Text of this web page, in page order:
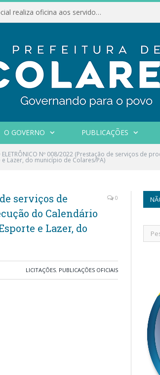
Conselho Municipal de Assistência Social realiza oficina aos servidores
O GOVERNO PUBLICAÇÕES
ELETRÔNICO Nº 008/2022 (Prestação de serviços de
Lazer, do município de Colares/PA)
serviços de
do Calendário
e Lazer, do
0
LICITAÇÕES, PUBLICAÇÕES OFICIAIS